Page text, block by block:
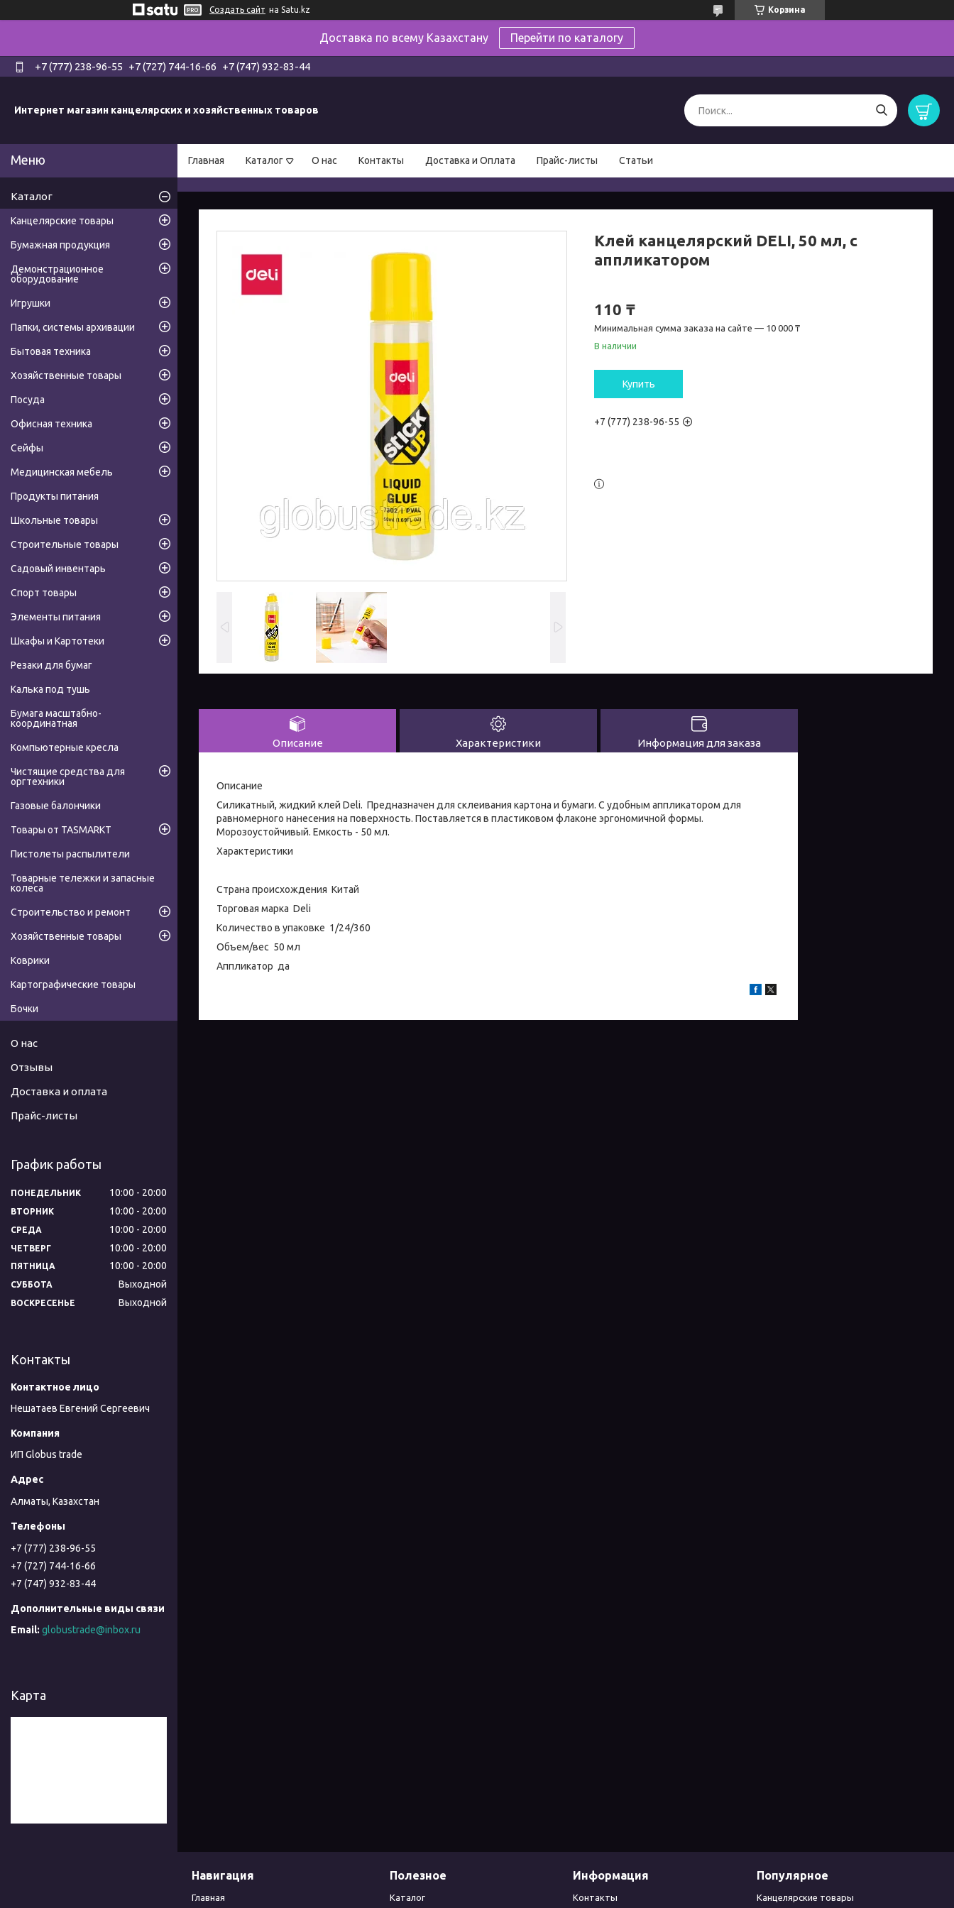
Создать сайт на Satu.kz Корзина
Доставка по всему Казахстану Перейти по каталогу
+7 (777) 238-96-55 +7 (727) 744-16-66 +7 (747) 932-83-44
Интернет магазин канцелярских и хозяйственных товаров
Главная Каталог О нас Контакты Доставка и Оплата Прайс-листы Статьи
Клей канцелярский DELI, 50 мл, с
аппликатором
110 ₸
Минимальная сумма заказа на сайте — 10 000 ₸
В наличии
Купить
+7 (777) 238-96-55
Описание Характеристики Информация для заказа
Описание
Силикатный, жидкий клей Deli. Предназначен для склеивания картона и бумаги. С удобным аппликатором для
равномерного нанесения на поверхность. Поставляется в пластиковом флаконе эргономичной формы.
Морозоустойчивый. Емкость - 50 мл.
Характеристики
Страна происхождения Китай
Торговая марка Deli
Количество в упаковке 1/24/360
Объем/вес 50 мл
Аппликатор да
Каталог
Канцелярские товары
Бумажная продукция
Демонстрационное
оборудование
Игрушки
Папки, системы архивации
Бытовая техника
Хозяйственные товары
Посуда
Офисная техника
Сейфы
Медицинская мебель
Продукты питания
Школьные товары
Строительные товары
Садовый инвентарь
Спорт товары
Элементы питания
Шкафы и Картотеки
Резаки для бумаг
Калька под тушь
Бумага масштабно-
координатная
Компьютерные кресла
Чистящие средства для
оргтехники
Газовые балончики
Товары от TASMARKT
Пистолеты распылители
Товарные тележки и запасные
колеса
Строительство и ремонт
Хозяйственные товары
Коврики
Картографические товары
Бочки
О нас
Отзывы
Доставка и оплата
Прайс-листы
График работы
ПОНЕДЕЛЬНИК 10:00 20:00
ВТОРНИК 10:00 20:00
СРЕДА 10:00 20:00
ЧЕТВЕРГ 10:00 20:00
ПЯТНИЦА 10:00 20:00
СУББОТА Выходной
ВОСКРЕСЕНЬЕ Выходной
Контакты
Нешатаев Евгений Сергеевич
ИП Globus trade
Алматы, Казахстан
+7 (777) 238-96-55
+7 (727) 744-16-66
+7 (747) 932-83-44
globustrade@inbox.ru
Карта
Навигация
Главная
Полезное
Каталог
Информация
Контакты
Популярное
Канцелярские товары